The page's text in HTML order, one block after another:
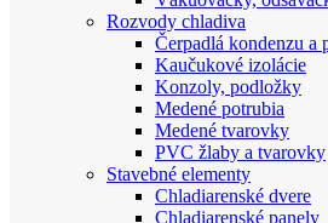
Rozvody chladiva
Čerpadlá kondenzu a
Kaučukové izolácie
Konzoly, podložky
Medené potrubia
Medené tvarovky
PVC žlaby a tvarovky
Stavebné elementy
Chladiarenské dvere
Chladiarenské panely